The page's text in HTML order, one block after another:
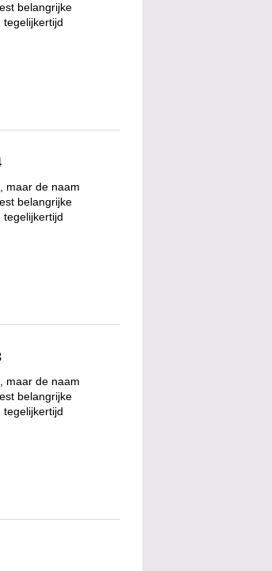
belangrijke
tegelijkertijd
maar de naam
belangrijke
tegelijkertijd
maar de naam
belangrijke
tegelijkertijd